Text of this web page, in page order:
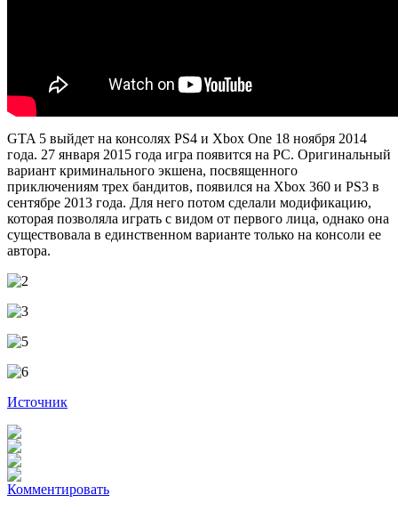
GTA 5 выйдет на консолях PS4 и Xbox One 18 ноября 2014
года. 27 января 2015 года игра появится на PC. Оригинальный
вариант криминального экшена, посвященного
приключениям трех бандитов, появился на Xbox 360 и PS3 в
сентябре 2013 года. Для него потом сделали модификацию,
которая позволяла играть с видом от первого лица, однако она
существовала в единственном варианте только на консоли ее
автора.
Источник
Комментировать